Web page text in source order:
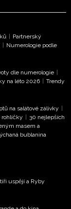
se
toto pole.
| Partnerský
| Numerologie podle
dle numerologie |
na léto 2026 | Trendy
na salátové zálivky |
rohlíčky | 30 nejlepších
masem a
bublanina
uspějí a Ryby